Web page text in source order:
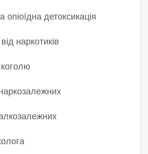
опіоїдна детоксикація
наркотиків
алкозалежних